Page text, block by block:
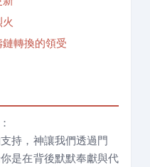
鏈轉換的領受
持，神讓我們透過門
是在背後默默奉獻與代